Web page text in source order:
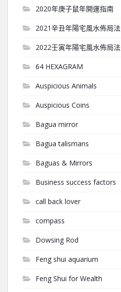
2020年庚子鼠年開運指南
2021辛丑年陽宅風水佈局法
2022壬寅年陽宅風水佈局法
64 HEXAGRAM
Auspicious Animals
Auspicious Coins
Bagua mirror
Bagua talismans
Baguas & Mirrors
Business success factors
call back lover
compass
Dowsing Rod
Feng shui aquarium
Feng Shui for Wealth